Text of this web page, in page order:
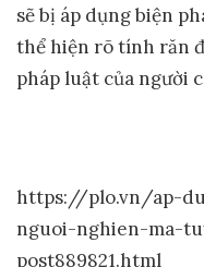
sẽ bị áp dụng biện
thể hiện rõ tính răn
pháp luật của người
https://plo.vn/ap-
nguoi-nghien-ma-
post889821.html